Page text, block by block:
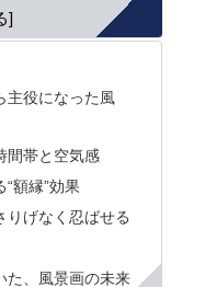
主役になった風
間帯と空気感
額縁”効果
げなく忍ばせる
た、風景画の未来